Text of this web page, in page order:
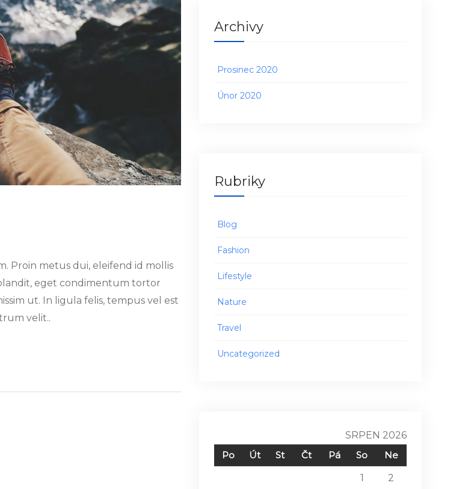
Proin metus dui, eleifend id mollis
eget condimentum tortor
ut. In ligula felis, tempus vel est
velit..
Archivy
Prosinec 2020
Únor 2020
Rubriky
Blog
Fashion
Lifestyle
Nature
Travel
Uncategorized
SRPEN 2026
Po
Út St Čt Pá So
Ne
1
2